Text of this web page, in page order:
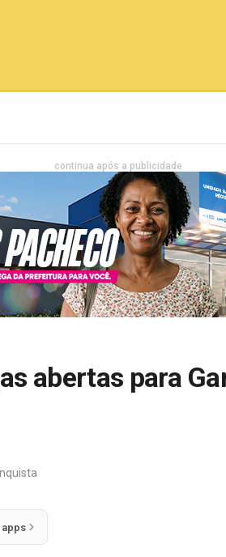
continua após a publicidade
abertas para